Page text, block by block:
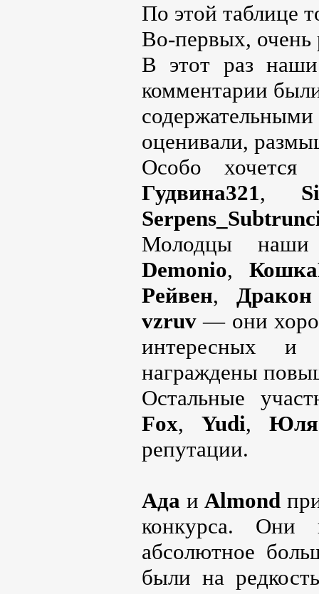
По этой таблице
Во-первых, очень
В этот раз
комментарии
оценивали,
Особо хочется
Гудвина321,
Молодцы
Demonio,
Рейвен,
vzruv — они
интересных
награждены
Остальные
Fox, Yudi, Юля
репутации.
Ада иAlmond
конкурса. Они
абсолютное
были на